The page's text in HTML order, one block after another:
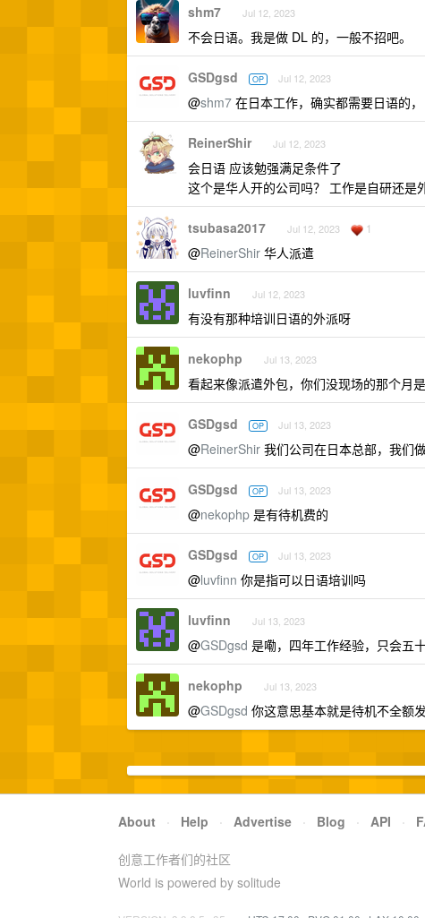
shm7 Jul 12, 2023
不会日语。我是做 DL 的，一般不招吧。
GSDgsd OP Jul 12, 2023
@shm7 在日本工作，确实都需要日语的
ReinerShir Jul 12, 2023
会日语 应该勉强满足条件了
这个是华人开的公司吗？ 工作是自研还是
tsubasa2017 Jul 12, 2023 1
@ReinerShir 华人派遣
luvfinn Jul 12, 2023
有没有那种培训日语的外派呀
nekophp Jul 13, 2023
看起来像派遣外包，你们没现场的那个月
GSDgsd OP Jul 13, 2023
@ReinerShir 我们公司在日本总部，我们
GSDgsd OP Jul 13, 2023
@nekophp 是有待机费的
GSDgsd OP Jul 13, 2023
@luvfinn 你是指可以日语培训吗
luvfinn Jul 13, 2023
@GSDgsd 是嘞，四年工作经验，只会五
nekophp Jul 13, 2023
@GSDgsd 你这意思基本就是待机不全额
About · Help · Advertise · Blog · API ·
创意工作者们的社区
World is powered by solitude